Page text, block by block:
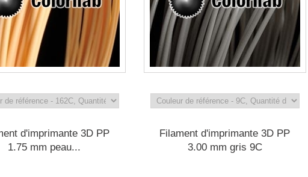
d'imprimante 3D PP
1.75 mm peau...
Filament d'imprimante 3D PP
3.00 mm gris 9C